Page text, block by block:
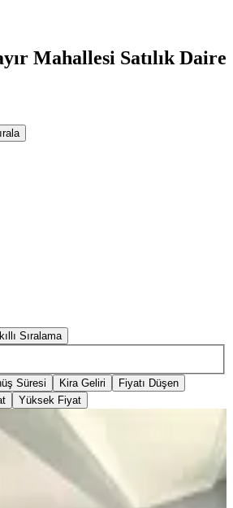
Mahallesi Satılık Daire
Sıralama
Süresi Kira Geliri
Fiyatı Düşen
Yüksek Fiyat
Da Cadde Üzeri 5. Kat
Konum Asanasörlü Daire
Emlak
Yeşilbayır Mahallesi